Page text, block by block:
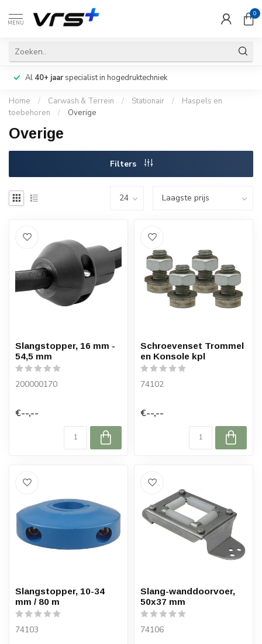
MENU
0
Al 40+ jaarspecialist in hogedruktechniek
Home / Carwash & Terrein / Stationair /
Haspels en
toebehoren
/ Overige
Overige
Filters
Slangstopper, 16 mm -
54,5 mm
200000170
€--,--
Schroevenset Trommel
en Konsole kpl
74102
€--,--
Slangstopper, 10-34
mm / 80 m
74103
Slang-wanddoorvoer,
50x37 mm
74106